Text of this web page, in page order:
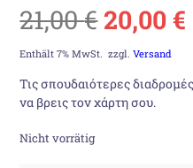
21,00€
Preis
war:
20,00€
Enthält 7% MwSt. zzgl.Versand
Τις σπουδαιότερες
να βρεις τον χάρτη σου.
Nicht vorrätig